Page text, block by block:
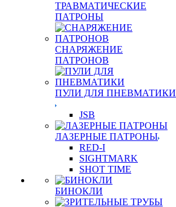
ТРАВМАТИЧЕСКИЕ
ПАТРОНЫ
СНАРЯЖЕНИЕ
ПАТРОНОВ
ПУЛИ ДЛЯ ПНЕВМАТИКИ
JSB
ЛАЗЕРНЫЕ ПАТРОНЫ
RED-I
SIGHTMARK
SHOT TIME
БИНОКЛИ